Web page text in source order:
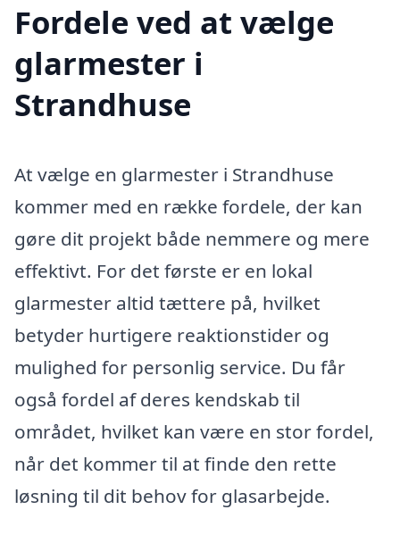
Fordele ved at vælge
glarmester i
Strandhuse
At vælge en glarmester i Strandhuse
kommer med en række fordele, der kan
gøre dit projekt både nemmere og mere
effektivt. For det første er en lokal
glarmester altid tættere på, hvilket
betyder hurtigere reaktionstider og
mulighed for personlig service. Du får
også fordel af deres kendskab til
området, hvilket kan være en stor fordel,
når det kommer til at finde den rette
løsning til dit behov for glasarbejde.